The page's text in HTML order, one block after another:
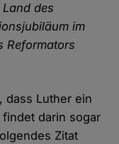
des
im
Reformators
dass Luther ein
darin sogar
Zitat